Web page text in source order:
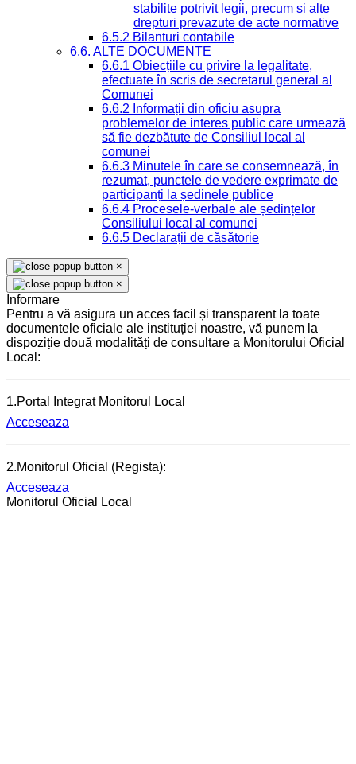
stabilite potrivit legii, precum si alte
drepturi prevazute de acte normative
6.5.2 Bilanturi contabile
6.6. ALTE DOCUMENTE
6.6.1 Obiecțiile cu privire la legalitate,
efectuate în scris de secretarul general al
Comunei
6.6.2 Informații din oficiu asupra
problemelor de interes public care urmează
să fie dezbătute de Consiliul local al
comunei
6.6.3 Minutele în care se consemnează, în
rezumat, punctele de vedere exprimate de
participanți la ședinele publice
6.6.4 Procesele-verbale ale ședințelor
Consiliului local al comunei
6.6.5 Declarații de căsătorie
×
×
Informare
Pentru a vă asigura un acces facil și transparent la toate
documentele oficiale ale instituției noastre, vă punem la
dispoziție două modalități de consultare a Monitorului Oficial
Local:
1.Portal Integrat Monitorul Local
Acceseaza
2.Monitorul Oficial (Regista):
Acceseaza
Monitorul Oficial Local